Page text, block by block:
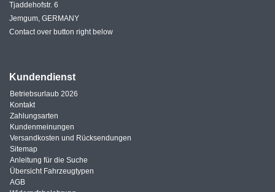
Tjaddehofstr. 6
Jemgum, GERMANY
Contact over button right below
Kundendienst
Betriebsurlaub 2026
Kontakt
Zahlungsarten
Kundenmeinungen
Versandkosten und Rücksendungen
Sitemap
Anleitung für die Suche
Übersicht Fahrzeugtypen
AGB